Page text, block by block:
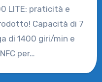
LITE: praticità e
Capacità di 7
di 1400 giri/min e
per…